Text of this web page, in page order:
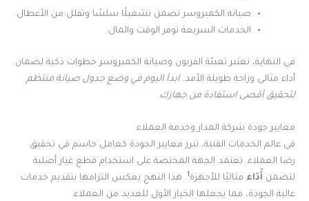
صيانة الكمبروسر تضمن تشغيلًا سلسًا وتقلل من الأعطال.
الخدمات السريعة توفر الوقت والمال.
في النهاية، تعتبر تعبئة الفريون وصيانة الكمبروسر خطوات ذكية لضمان
أداء مثالي وراحة طويلة الأمد. ابدأ اليوم في وضع جدول صيانة منتظم
لتحقيق أقصى استفادة من جهازك .
معايير جودة شركة المدار وخدمة العملاء
في عالم الخدمات الفنية، تبرز معايير الجودة كعامل حاسم في تحقيق
رضا العملاء. تعتمد الجهة المختصة على استخدام قطع غيار أصلية
لتضمن أَدَاء مثاليًا للأجهزة1. هذا النهج يعكس التزامها بتقديم خدمات
عالية الجودة، مما يجعلها الخيار الأول للعديد من العملاء.